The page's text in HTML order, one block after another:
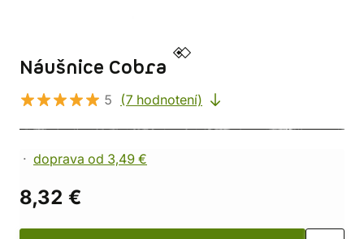
Náušnice Cobra
5 (7 hodnotení)
doprava od 3,49 €
8,32 €